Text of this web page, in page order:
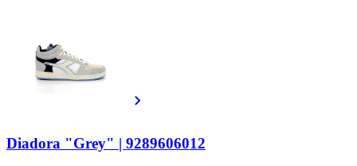
Diadora "Grey" | 9289606012